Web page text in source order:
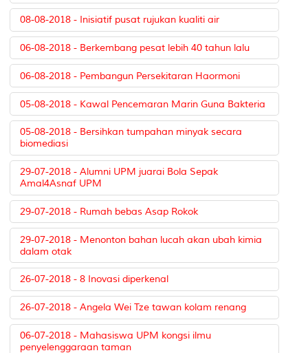
08-08-2018 - Inisiatif pusat rujukan kualiti air
06-08-2018 - Berkembang pesat lebih 40 tahun lalu
06-08-2018 - Pembangun Persekitaran Haormoni
05-08-2018 - Kawal Pencemaran Marin Guna Bakteria
05-08-2018 - Bersihkan tumpahan minyak secara
biomediasi
29-07-2018 - Alumni UPM juarai Bola Sepak
Amal4Asnaf UPM
29-07-2018 - Rumah bebas Asap Rokok
29-07-2018 - Menonton bahan lucah akan ubah kimia
dalam otak
26-07-2018 - 8 Inovasi diperkenal
26-07-2018 - Angela Wei Tze tawan kolam renang
06-07-2018 - Mahasiswa UPM kongsi ilmu
penyelenggaraan taman